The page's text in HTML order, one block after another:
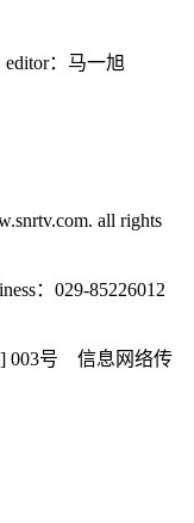
：马一旭
all rights
：029-85226012
003号 信息网络传